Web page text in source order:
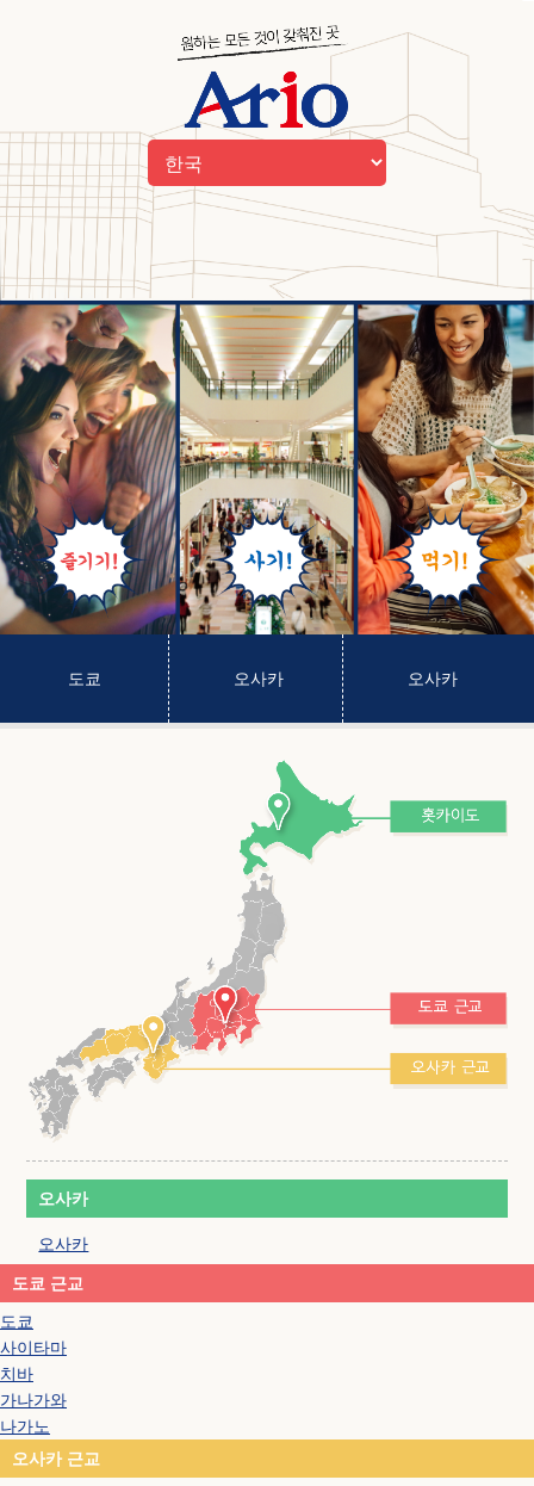
도쿄 오사카 오사카
오사카
오사카
도쿄 근교
도쿄
사이타마
치바
가나가와
나가노
오사카 근교